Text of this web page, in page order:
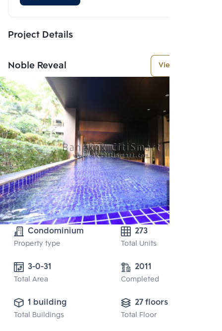
Project Details
Noble Reveal View More
Condominium
Property type
273
Total Units
Total Area
2011
Completed
1 building
Total Buildings
27 floors
Total Floor